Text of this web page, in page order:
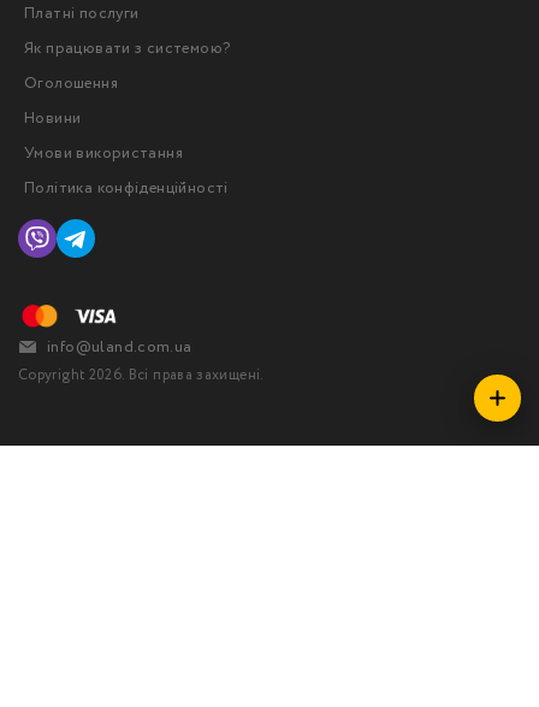
Copyright 2026. Всі права захищені.
Платні послуги
Як працювати з системою?
Оголошення
Новини
Умови використання
Політика конфіденційності
info@uland.com.ua